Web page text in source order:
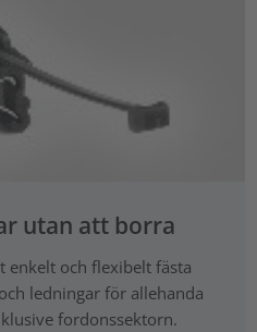
utan att borra
enkelt och flexibelt fästa
ledningar för allehanda
fordonssektorn.